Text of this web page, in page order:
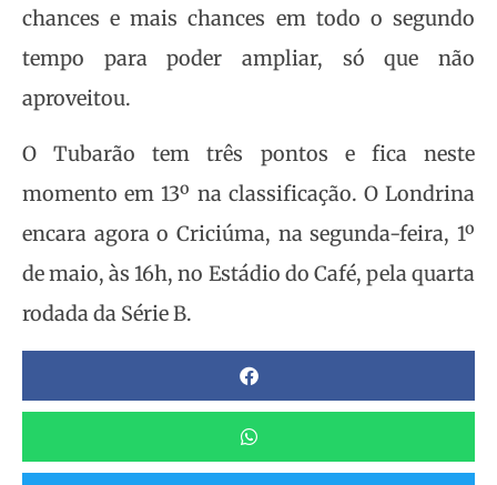
chances e mais chances em todo o segundo
tempo para poder ampliar, só que não
aproveitou.
O Tubarão tem três pontos e fica neste
momento em 13º na classificação. O Londrina
encara agora o Criciúma, na segunda-feira, 1º
de maio, às 16h, no Estádio do Café, pela quarta
rodada da Série B.